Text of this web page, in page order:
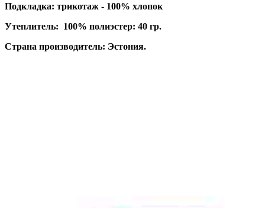
Подкладка: трикотаж - 100% хлопок
Утеплитель: 100% полиэстер: 40 гр.
Страна производитель: Эстония.